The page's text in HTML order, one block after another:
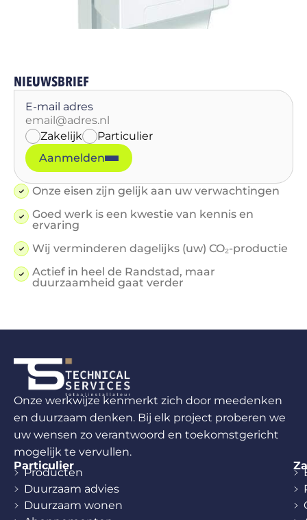
NIEUWSBRIEF
E-mail adres
Zakelijk
Particulier
Aanmelden
Onze eisen zijn gelijk aan uw verwachtingen
Goed werk is een kwestie van kennis en
ervaring
Wij verminderen dagelijks (uw) CO₂-productie
Actief in heel de Randstad, maar
duurzaamheid gaat verder
Onze werkwijze kenmerkt zich door meedenken
en duurzaam denken. Bij elk project proberen we
uw wensen zo verantwoord en toekomstgericht
mogelijk te vervullen.
Particulier
Producten
Duurzaam advies
Duurzaam wonen